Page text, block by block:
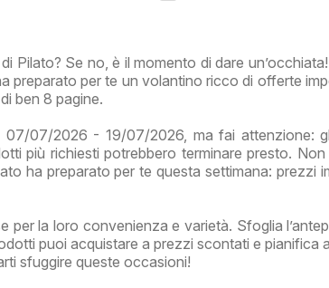
Pilato? Se no, è il momento di dare
preparato per te un volantino ricco di offerte
ben 8 pagine.
07/07/2026 - 19/07/2026, ma fai attenzione:
più richiesti potrebbero terminare presto. Non
ha preparato per te questa settimana: prezzi
per la loro convenienza e varietà. Sfoglia
puoi acquistare a prezzi scontati e pianifica
sfuggire queste occasioni!